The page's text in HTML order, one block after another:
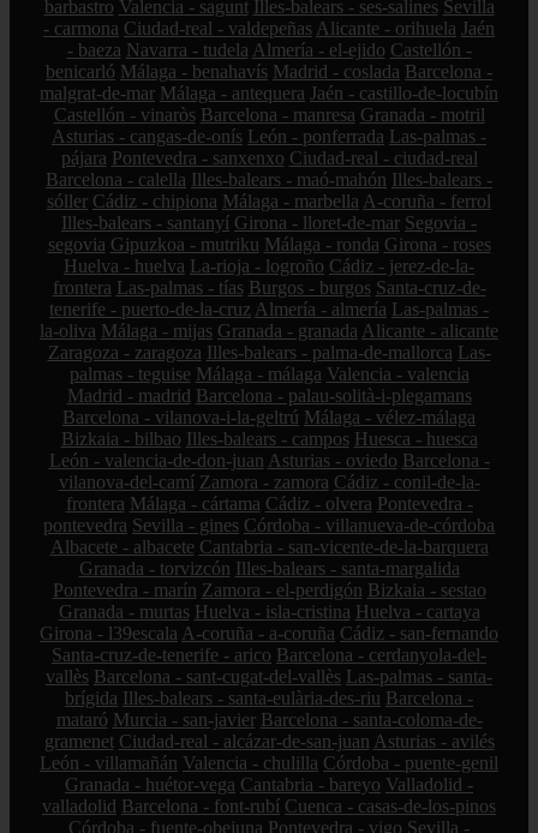
barbastro Valencia - sagunt Illes-balears - ses-salines Sevilla
- carmona Ciudad-real - valdepeñas Alicante - orihuela Jaén
- baeza Navarra - tudela Almería - el-ejido Castellón -
benicarló Málaga - benahavís Madrid - coslada Barcelona -
malgrat-de-mar Málaga - antequera Jaén - castillo-de-locubín
Castellón - vinaròs Barcelona - manresa Granada - motril
Asturias - cangas-de-onís León - ponferrada Las-palmas -
pájara Pontevedra - sanxenxo Ciudad-real - ciudad-real
Barcelona - calella Illes-balears - maó-mahón Illes-balears -
sóller Cádiz - chipiona Málaga - marbella A-coruña - ferrol
Illes-balears - santanyí Girona - lloret-de-mar Segovia -
segovia Gipuzkoa - mutriku Málaga - ronda Girona - roses
Huelva - huelva La-rioja - logroño Cádiz - jerez-de-la-
frontera Las-palmas - tías Burgos - burgos Santa-cruz-de-
tenerife - puerto-de-la-cruz Almería - almería Las-palmas -
la-oliva Málaga - mijas Granada - granada Alicante - alicante
Zaragoza - zaragoza Illes-balears - palma-de-mallorca Las-
palmas - teguise Málaga - málaga Valencia - valencia
Madrid - madrid Barcelona - palau-solità-i-plegamans
Barcelona - vilanova-i-la-geltrú Málaga - vélez-málaga
Bizkaia - bilbao Illes-balears - campos Huesca - huesca
León - valencia-de-don-juan Asturias - oviedo Barcelona -
vilanova-del-camí Zamora - zamora Cádiz - conil-de-la-
frontera Málaga - cártama Cádiz - olvera Pontevedra -
pontevedra Sevilla - gines Córdoba - villanueva-de-córdoba
Albacete - albacete Cantabria - san-vicente-de-la-barquera
Granada - torvizcón Illes-balears - santa-margalida
Pontevedra - marín Zamora - el-perdigón Bizkaia - sestao
Granada - murtas Huelva - isla-cristina Huelva - cartaya
Girona - l39escala A-coruña - a-coruña Cádiz - san-fernando
Santa-cruz-de-tenerife - arico Barcelona - cerdanyola-del-
vallès Barcelona - sant-cugat-del-vallès Las-palmas - santa-
brígida Illes-balears - santa-eulària-des-riu Barcelona -
mataró Murcia - san-javier Barcelona - santa-coloma-de-
gramenet Ciudad-real - alcázar-de-san-juan Asturias - avilés
León - villamañán Valencia - chulilla Córdoba - puente-genil
Granada - huétor-vega Cantabria - bareyo Valladolid -
valladolid Barcelona - font-rubí Cuenca - casas-de-los-pinos
Córdoba - fuente-obejuna Pontevedra - vigo Sevilla -